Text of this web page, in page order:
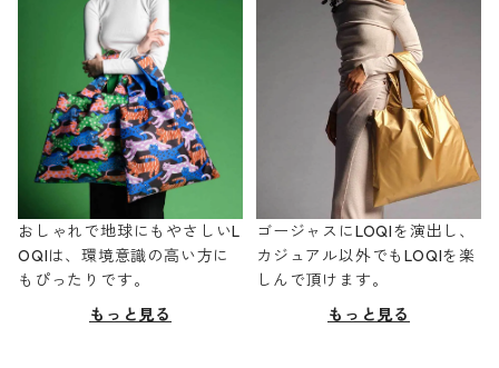
おしゃれで地球にもやさしいL
OQIは、環境意識の高い方に
もぴったりです。
もっと見る
ゴージャスにLOQIを演出し、
カジュアル以外でもLOQIを楽
しんで頂けます。
もっと見る